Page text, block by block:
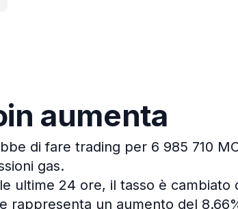
aumenta
di fare trading per 6 985 710
gas.
ultime 24 ore, il tasso è cambiato
rappresenta un aumento del